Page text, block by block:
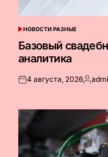
ОПУБЛИКОВАНО
В
НОВОСТИ РАЗНЫЕ
Базовый
аналитика
Опубликовано
4 августа, 2026Запись